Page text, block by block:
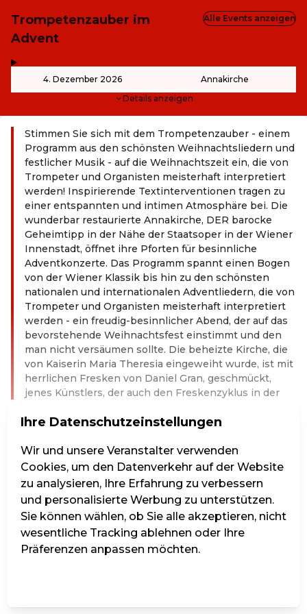
Trompetenzauber im
Advent
4. Dezember 2026 Annakirche
Details anzeigen
Alle Events anzeigen
Stimmen Sie sich mit dem Trompetenzauber - einem
Programm aus den schönsten Weihnachtsliedern und
festlicher Musik - auf die Weihnachtszeit ein, die von
Trompeter und Organisten meisterhaft interpretiert
werden! Inspirierende Textinterventionen tragen zu
einer entspannten und intimen Atmosphäre bei. Die
wunderbar restaurierte Annakirche, DER barocke
Geheimtipp in der Nähe der Staatsoper in der Wiener
Innenstadt, öffnet ihre Pforten für besinnliche
Adventkonzerte. Das Programm spannt einen Bogen
von der Wiener Klassik bis hin zu den schönsten
nationalen und internationalen Adventliedern, die von
Trompeter und Organisten meisterhaft interpretiert
werden - ein freudig-besinnlicher Abend, der auf das
bevorstehende Weihnachtsfest einstimmt und den
man nicht versäumen sollte. Die beheizte Kirche, die
von Kaiserin Maria Theresia eingeweiht wurde, ist mit
herrlichen Fresken von Daniel Gran, geschmückt,
jenes Künstlers, der auch den Freskenzyklus in der
Der Trompetenzauber in der Annakirche lädt zu
man sich dem Trubel und der Hektik der
Vorweihnachtszeit entziehen kann, um sich wieder
auf das Wesentliche zu besinnen.
Weiterlesen
Kat. 1 - Vollpreis
Ihre Datenschutzeinstellungen
Wir und unsere Veranstalter verwenden
Cookies, um den Datenverkehr auf der Website
zu analysieren, Ihre Erfahrung zu verbessern
und personalisierte Werbung zu unterstützen.
Sie können wählen, ob Sie alle akzeptieren, nicht
wesentliche Tracking ablehnen oder Ihre
Präferenzen anpassen möchten.